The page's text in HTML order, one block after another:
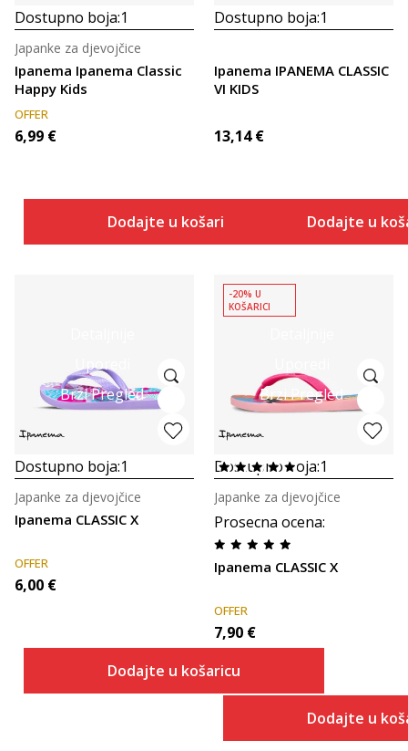
Dostupno boja:1
Ipanema Ipanema Classic
Happy Kids
Japanke za djevojčice
OFFER
6,99 €
Dodajte u košaricu
Dostupno boja:1
Ipanema IPANEMA CLASSIC
VI KIDS
13,14 €
Dodajte u
Uporedi
Brzi Pregled
Dostupno boja:1
Ipanema CLASSIC X
Japanke za djevojčice
OFFER
6,00 €
Dodajte u košaricu
Brzi Pregled
-20% U
KOŠARICI
Dostupno boja:1
Prosecna ocena:
Ipanema CLASSIC X
Japanke za djevojčice
OFFER
7,90 €
Dodajte u